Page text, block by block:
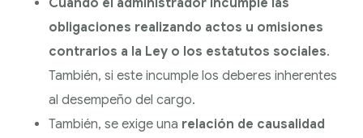
obligaciones realizando actos u omisiones
contrarios a la Ley o los estatutos sociales.
También, si este incumple los deberes inherentes
al desempeño del cargo.
También, se exige una relación de causalidad